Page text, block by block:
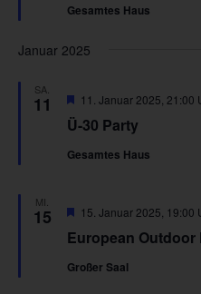
Gesamtes Haus
Januar 2025
SA.
11
Ü-30 Party
Hervorgehoben
11. Januar 2025, 21:00
Gesamtes Haus
MI.
15
European Outdoor
Hervorgehoben
15. Januar 2025, 19:00
Großer Saal